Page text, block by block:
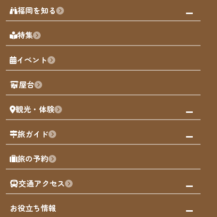
みんなの旅行記
天神エリア
博多旧市街
福岡城
歴史・文化
福岡を知る
福岡の見どころ
福岡の魅力
観光カレンダー
観光PR動画
まち歩き
福岡グルメ
福岡を楽しむ
福岡のアート
福岡のナイトタイム
福岡の歴史・文化
サステナブルツーリズム
特集
イベント
屋台
観光・体験
観る・遊ぶ
屋台
買う
体験
泊まる
旅ガイド
モデルコース
AIおまかせコース
オリジナルプラン
みんなの旅行記
旅の予約
交通アクセス
市内交通ガイド
お役立ち情報